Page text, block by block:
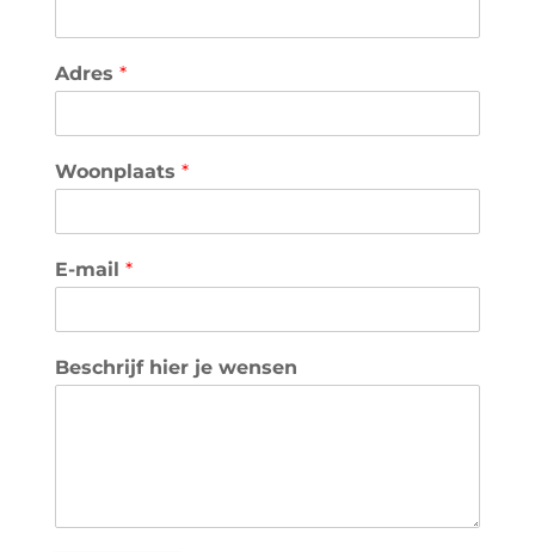
Adres *
Woonplaats *
E-mail *
Beschrijf hier je wensen